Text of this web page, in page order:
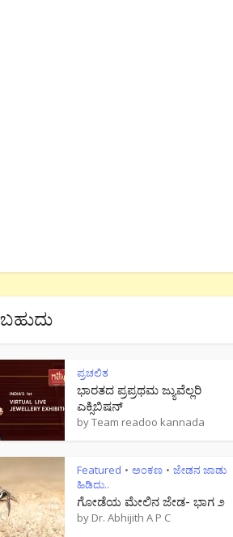
ಪ್ರಚಲಿತ
ಭಾರತದ ಪ್ರಪ್ರಥಮ ಜ್ಯುವೆಲ್ಲರಿ
ಎಕ್ಸಿಬಿಷನ್
byTeam readoo kannada
Featured • ಅಂಕಣ • ಜೇಡನ ಜಾಡು
ಹಿಡಿದು..
ಗೋಡೆಯ ಮೇಲಿನ ಜೇಡ- ಭಾಗ ೨
by Dr. Abhijith A P C